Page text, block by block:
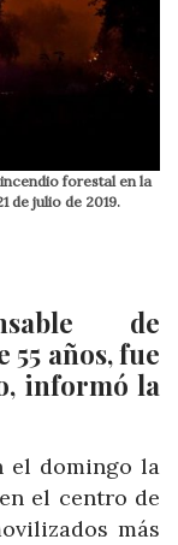
forestal en la
de julio de 2019.
de
años, fue
informó la
el domingo la
el centro de
más